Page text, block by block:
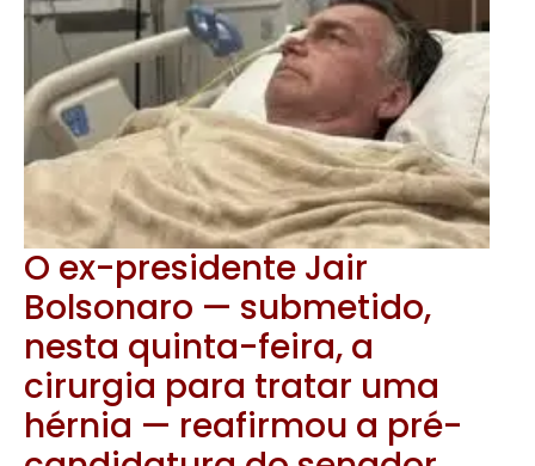
O ex-presidente Jair
Bolsonaro — submetido,
nesta quinta-feira, a
cirurgia para tratar uma
hérnia — reafirmou a pré-